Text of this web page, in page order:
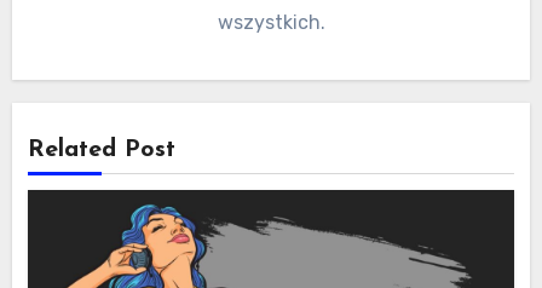
wszystkich.
Related Post